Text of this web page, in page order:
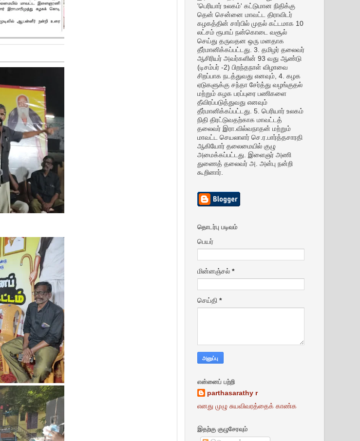
'பெரியார் உலகம்' கட்டுமான நிதிக்கு
தென் சென்னை மாவட்ட திராவிடர்
கழகத்தின் சார்பில் முதல் கட்டமாக 10
லட்சம் ரூபாய் நன்கொடை வசூல்
செய்து தருவதன ஒரு மனதாக
தீர்மானிக்கப்பட்டது. 3. தமிழர் தலைவர்
ஆசிரியர் அவர்களின் 93 வது ஆண்டு
(டிசம்பர் -2) பிறந்தநாள் விழாவை
சிறப்பாக நடத்துவது எனவும், 4. கழக
ஏடுகளுக்கு சந்தா சேர்த்து வழங்குதல்
மற்றும் கழக பரப்புரை பணிகளை
தீவிரப்படுத்துவது எனவும்
தீர்மானிக்கப்பட்டது. 5. பெரியார் உலகம்
நிதி திரட்டுவதற்காக மாவட்டத்
தலைவர் இரா.வில்வநாதன் மற்றும்
மாவட்ட செயலாளர் செ.ர.பார்த்தசாரதி
ஆகியோர் தலைமையில் குழு
அமைக்கப்பட்டது. இளைஞர் அணி
துணைத் தலைவர் அ. அன்பு நன்றி
கூறினார்.
தொடர்பு படிவம்
பெயர்
மின்னஞ்சல் *
செய்தி *
என்னைப் பற்றி
parthasarathy r
எனது முழு சுயவிவரத்தைக் காண்க
இதற்கு குழுசேரவும்